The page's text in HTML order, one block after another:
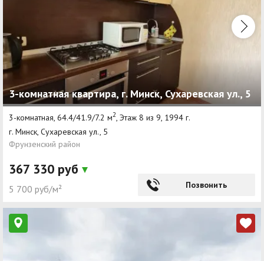
3-комнатная квартира, г. Минск, Сухаревская ул., 5
3-комнатная, 64.4/41.9/7.2 м2, Этаж 8 из 9, 1994 г.
г. Минск, Сухаревская ул., 5
Фрунзенский район
367 330 руб
5 700 руб/м² Позвонить